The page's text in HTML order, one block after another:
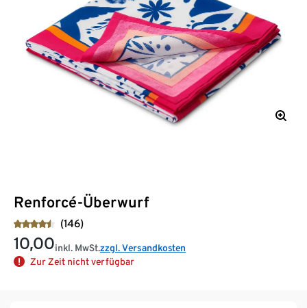
Renforcé-Überwurf
(146)
10,00inkl. MwSt.zzgl. Versandkosten
Zur Zeit nicht verfügbar